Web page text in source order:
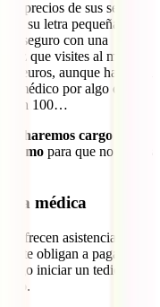
precios de sus seguros
en su letra pequeña.
un seguro con una
que visites al médico
euros, aunque hayas ya
médico por algo que
en 100…
nos haremos cargo de los
para que no tengas
médica
ofrecen asistencia
te obligan a pagar de
iniciar un tedioso